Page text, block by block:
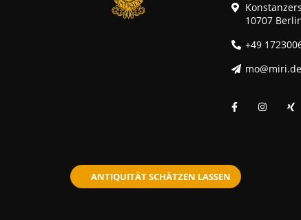
10707
+49
mo@miri.de
ANTIQUITÄT SCHÄTZEN LASSEN